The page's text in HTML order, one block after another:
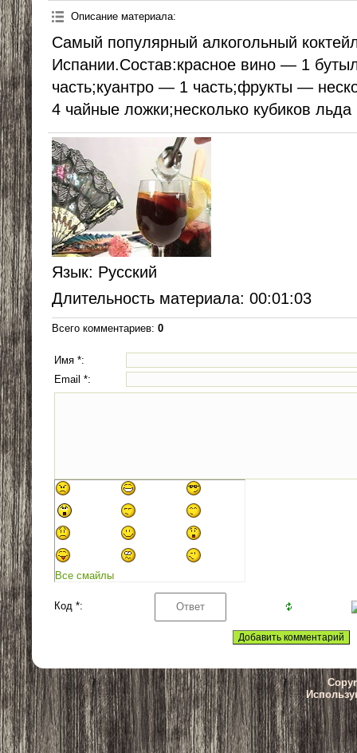
Описание материала:
Самый популярный алкогольный
Испании.Состав:красное вино — 1
часть;куантро — 1 часть;фрукты —
4 чайные ложки;несколько кубиков
Язык: Русский
Длительность материала: 00:01:03
Всего комментариев: 0
Имя *:
Email *:
Все смайлы
Код *: